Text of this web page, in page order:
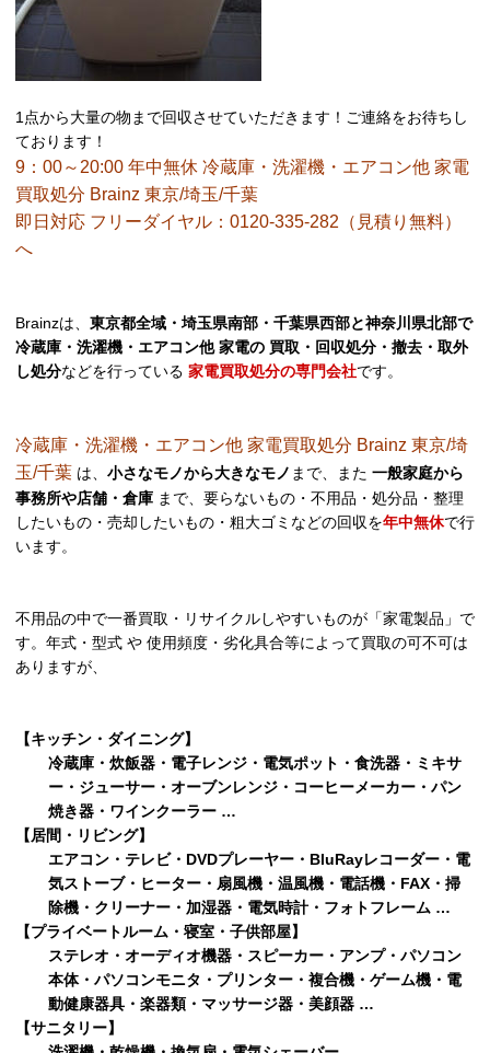
1点から大量の物まで回収させていただきます！ご連絡をお待ちし
ております！
9：00～20:00 年中無休 冷蔵庫・洗濯機・エアコン他 家電
買取処分 Brainz 東京/埼玉/千葉
即日対応 フリーダイヤル：0120-335-282（見積り無料）
へ
Brainzは、 東京都全域・埼玉県南部・千葉県西部と神奈川県北部で
冷蔵庫・洗濯機・エアコン他 家電の 買取・回収処分・撤去・取外
し処分などを行っている 家電買取処分の専門会社です。
冷蔵庫・洗濯機・エアコン他 家電買取処分 Brainz 東京/埼
玉/千葉 は、 小さなモノから大きなモノ まで、また 一般家庭から
事務所や店舗・倉庫 まで、要らないもの・不用品・処分品・整理
したいもの・売却したいもの・粗大ゴミなどの回収を年中無休で行
います。
不用品の中で一番買取・リサイクルしやすいものが「家電製品」で
す。年式・型式 や 使用頻度・劣化具合等によって買取の可不可は
ありますが、
【キッチン・ダイニング】
冷蔵庫・炊飯器・電子レンジ・電気ポット・食洗器・ミキサ
ー・ジューサー・オーブンレンジ・コーヒーメーカー・パン
焼き器・ワインクーラー …
【居間・リビング】
エアコン・テレビ・DVDプレーヤー・BluRayレコーダー・電
気ストーブ・ヒーター・扇風機・温風機・電話機・FAX・掃
除機・クリーナー・加湿器・電気時計・フォトフレーム …
【プライベートルーム・寝室・子供部屋】
ステレオ・オーディオ機器・スピーカー・アンプ・パソコン
本体・パソコンモニタ・プリンター・複合機・ゲーム機・電
動健康器具・楽器類・マッサージ器・美顔器 …
【サニタリー】